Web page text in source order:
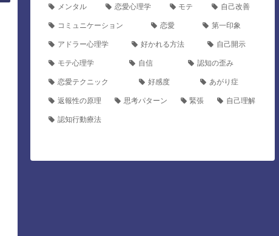
メンタル 恋愛心理学 モテ 自己改善
コミュニケーション 恋愛 第一印象
アドラー心理学 好かれる方法 自己開示
モテ心理学 自信 認知の歪み
恋愛テクニック 好感度 あがり症
返報性の原理 思考パターン 緊張 自己理解
認知行動療法